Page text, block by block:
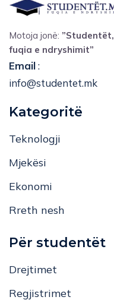
Motoja jonë: ”Studentët,
fuqia e ndryshimit”
Email:
info@studentet.mk
Kategoritë
Teknologji
Mjekësi
Ekonomi
Rreth nesh
Për studentët
Drejtimet
Regjistrimet